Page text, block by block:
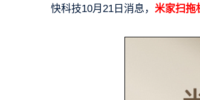
快科技10月21日消息， 米家扫拖